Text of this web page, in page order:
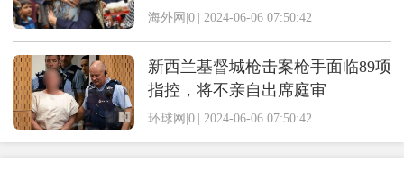
海外网|0 | 2024-06-06 07:50:42
新西兰基督城枪击案枪手面临89项
指控，将不亲自出席庭审
环球网|0 | 2024-06-06 07:50:42